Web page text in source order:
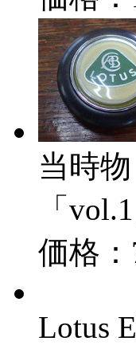
当時
「vol.1
価格：
Lotus